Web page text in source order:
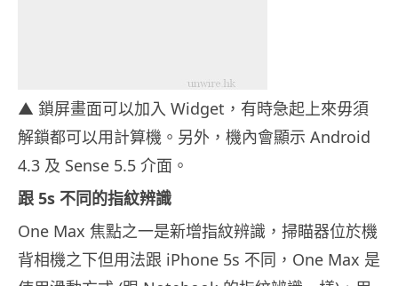
▲ 鎖屏畫面可以加入 Widget，有時急起上來毋須
解鎖都可以用計算機。另外，機內會顯示 Android
4.3 及 Sense 5.5 介面。
跟 5s 不同的指紋辨識
One Max 焦點之一是新增指紋辨識，掃瞄器位於機
背相機之下但用法跟 iPhone 5s 不同，One Max 是